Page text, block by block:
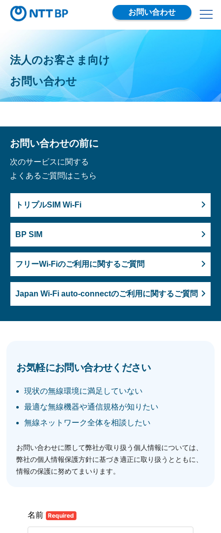
お問い合わせ
法人のお客さま向け
お問い合わせ
お問い合わせの前に
次のサービスに関する
よくあるご質問はこちら
トリプルSIM Wi-Fi
BP SIM
フリーWi-Fiのご利用に関するご質問
Japan Wi-Fi auto-connectのご利用に関するご質問
お気軽にお問い合わせください
現状の無線環境に満足していない
最適な無線機器や通信規格が知りたい
無線ネットワーク全体を相談したい
お問い合わせに際して弊社が取り扱う個人情報については、
弊社の個人情報保護方針に基づき適正に取り扱うとともに、
情報の保護に努めてまいります。